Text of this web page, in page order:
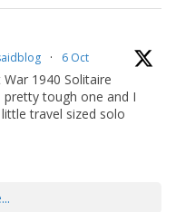
· 6 Oct
1940 Solitaire
tough one and I
travel sized solo